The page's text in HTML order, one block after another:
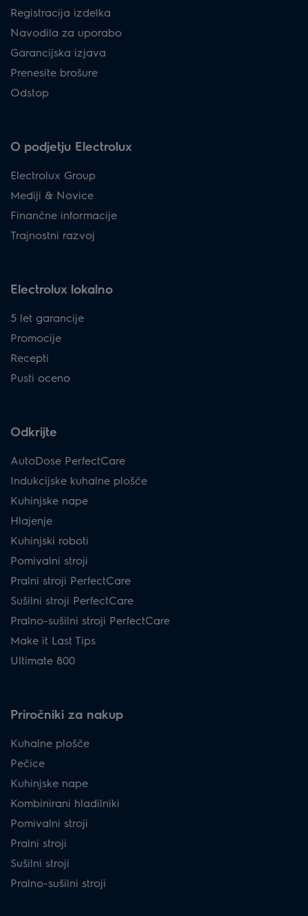
Registracija izdelka
Navodila za uporabo
Garancijska izjava
Prenesite brošure
Odstop
O podjetju Electrolux
Electrolux Group
Mediji & Novice
Finančne informacije
Trajnostni razvoj
Electrolux lokalno
5 let garancije
Promocije
Recepti
Pusti oceno
Odkrijte
AutoDose PerfectCare
Indukcijske kuhalne plošče
Kuhinjske nape
Hlajenje
Kuhinjski roboti
Pomivalni stroji
Pralni stroji PerfectCare
Sušilni stroji PerfectCare
Pralno-sušilni stroji PerfectCare
Make it Last Tips
Ultimate 800
Priročniki za nakup
Kuhalne plošče
Pečice
Kuhinjske nape
Kombinirani hladilniki
Pomivalni stroji
Pralni stroji
Sušilni stroji
Pralno-sušilni stroji